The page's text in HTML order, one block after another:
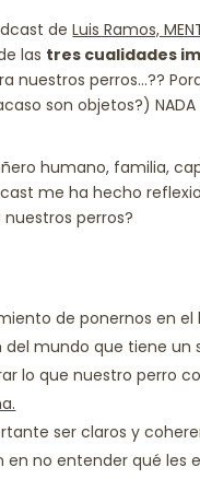
deLuis Ramos,
las tres cualidades
nuestros perros…??
son objetos?) NADA
humano, familia,
me ha hecho
perros?
de ponernos en
del mundo que tiene
lo que nuestro perro
ser claros y
no entender qué les